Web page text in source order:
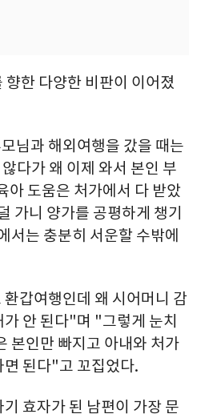
향한 다양한 비판이 이어졌
님과 해외여행을 갔을 때는
다가 왜 이제 와서 본인 부
도움은 처가에서 다 받았
가니 양가를 공평하게 챙기
서는 충분히 서운할 수밖에
갑여행인데 왜 시어머니 감
안 된다"며 "그렇게 눈치
본인만 빠지고 아내와 처가
된다"고 꼬집었다.
효자가 된 남편이 가장 문